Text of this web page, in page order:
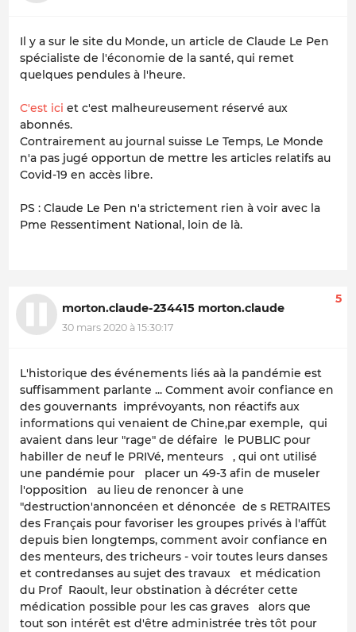
Il y a sur le site du Monde, un article de Claude Le Pen
spécialiste de l'économie de la santé, qui remet
quelques pendules à l'heure.
C'est ici et c'est malheureusement réservé aux
abonnés.
Contrairement au journal suisse Le Temps, Le Monde
n'a pas jugé opportun de mettre les articles relatifs au
Covid-19 en accès libre.
PS : Claude Le Pen n'a strictement rien à voir avec la
Pme Ressentiment National, loin de là.
morton.claude-234415 morton.claude
30 mars 2020 à 15:30:17
5
L'historique des événements liés aà la pandémie est
suffisamment parlante ... Comment avoir confiance en
des gouvernants imprévoyants, non réactifs aux
informations qui venaient de Chine,par exemple, qui
avaient dans leur "rage" de défaire le PUBLIC pour
habiller de neuf le PRIVé, menteurs , qui ont utilisé
une pandémie pour placer un 49-3 afin de museler
l'opposition au lieu de renoncer à une
"destruction'annoncéen et dénoncée de s RETRAITES
des Français pour favoriser les groupes privés à l'affût
depuis bien longtemps, comment avoir confiance en
des menteurs, des tricheurs - voir toutes leurs danses
et contredanses au sujet des travaux et médication
du Prof Raoult, leur obstination à décréter cette
médication possible pour les cas graves alors que
tout son intérêt est d'être administrée très tôt pour